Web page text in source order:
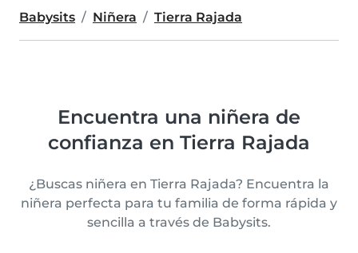
Babysits Niñera Tierra Rajada
Encuentra una niñera de
confianza en Tierra Rajada
¿Buscas niñera en Tierra Rajada? Encuentra la
niñera perfecta para tu familia de forma rápida y
sencilla a través de Babysits.